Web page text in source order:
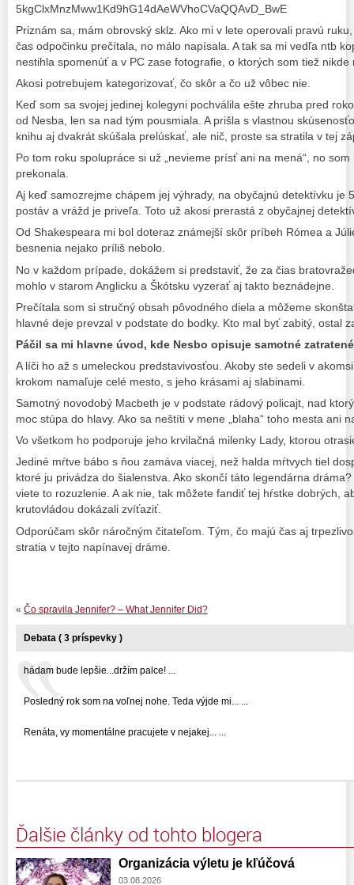
5kgClxMnzMww1Kd9hG14dAeWVhoCVaQQAvD_BwE
Priznám sa, mám obrovský sklz. Ako mi v lete operovali pravú
čas odpočinku prečítala, no málo napísala. A tak sa mi vedľa ntb
nestihla spomenúť a v PC zase fotografie, o ktorých som tiež nikde
Akosi potrebujem kategorizovať, čo skôr a čo už vôbec nie.
Keď som sa svojej jedinej kolegyni pochválila ešte zhruba pred
od Nesba, len sa nad tým pousmiala. A prišla s vlastnou
knihu aj dvakrát skúšala prelúskať, ale nič, proste sa stratila v tej
Po tom roku spolupráce si už „nevieme prísť ani na mená“, no
prekonala.
Aj keď samozrejme chápem jej výhrady, na obyčajnú detektívku je
postáv a vrážd je priveľa. Toto už akosi prerastá z obyčajnej
Od Shakespeara mi bol doteraz známejší skôr príbeh Rómea a
besnenia nejako príliš nebolo.
No v každom prípade, dokážem si predstaviť, že za čias
mohlo v starom Anglicku a Škótsku vyzerať aj takto beznádejne.
Prečítala som si stručný obsah pôvodného diela a môžeme
hlavné deje prevzal v podstate do bodky. Kto mal byť zabitý, ostal
Páčil sa mi hlavne úvod, kde Nesbo opisuje samotné
A líči ho až s umeleckou predstavivosťou. Akoby ste sedeli v
krokom namaľuje celé mesto, s jeho krásami aj slabinami.
Samotný novodobý Macbeth je v podstate rádový policajt, nad
moc stúpa do hlavy. Ako sa neštíti v mene „blaha“ toho mesta ani
Vo všetkom ho podporuje jeho krvilačná milenky Lady, ktorou
Jediné mŕtve bábo s ňou zamáva viacej, než halda mŕtvych tiel
ktoré ju privádza do šialenstva. Ako skončí táto legendárna
viete to rozuzlenie. A ak nie, tak môžete fandiť tej hŕstke dobrých,
krutovládou dokázali zvíťaziť.
Odporúčam skôr náročným čitateľom. Tým, čo majú čas aj
stratia v tejto napínavej dráme.
« Čo spravila Jennifer? – What Jennifer Did?
Debata ( 3 príspevky )
hádam bude lepšie...držím palce! ...
Posledný rok som na voľnej nohe. Teda výjde mi... ...
Renáta, vy momentálne pracujete v nejakej... ...
Ďalšie články od tohto blogera
Organizácia výletu je kľúčová
03.08.2026